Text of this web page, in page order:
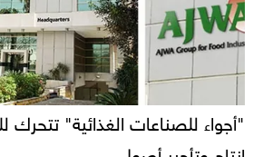
"أجواء للصناعات الغذائية"